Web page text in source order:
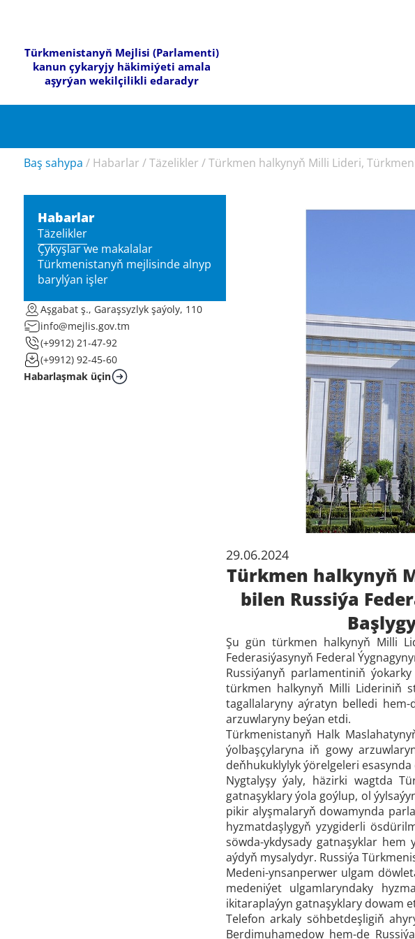
Türkmenistanyň Mejlisi (Parlamenti)
kanun çykaryjy häkimiýeti amala
aşyrýan wekilçilikli edaradyr
Baş sahypa / Habarlar /Täzelikler /Türkmen halkynyň Milli Lideri,
Habarlar
Täzelikler
Çykyşlar we makalalar
Türkmenistanyň mejlisinde alnyp
barylýan işler
Aşgabat ş., Garaşsyzlyk şaýoly, 110
info@mejlis.gov.tm
(+9912) 21-47-92
(+9912) 92-45-60
Habarlaşmak üçin
29.06.2024
Türkmen halkynyň
bilen Russiýa
Şu gün türkmen halkynyň Milli
Federasiýasynyň Federal
Russiýanyň parlamentiniň
türkmen halkynyň Milli Lideriniň
tagallalaryny aýratyn belledi
arzuwlaryny beýan etdi.
Türkmenistanyň Halk
ýolbaşçylaryna iň gowy
deňhukuklylyk ýörelgeleri
Nygtalyşy ýaly, häzirki wagtda
gatnaşyklary ýola goýlup, ol
pikir alyşmalaryň dowamynda
hyzmatdaşlygyň yzygiderli
söwda-ykdysady gatnaşyklar
aýdyň mysalydyr. Russiýa
Medeni-ynsanperwer ulgam
medeniýet ulgamlaryndaky
ikitaraplaýyn gatnaşyklary dowam
Telefon arkaly söhbetdeşligiň
Berdimuhamedow hem-de